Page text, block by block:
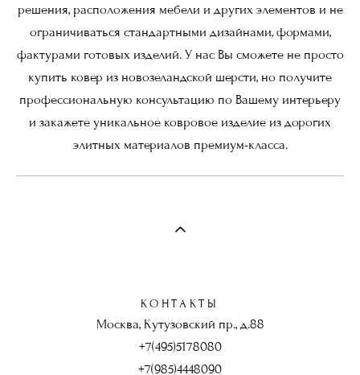
решения, расположения мебели и других элементов и не
ограничиваться стандартными дизайнами, формами,
фактурами готовых изделий. У нас Вы сможете не просто
купить ковер из новозеландской шерсти, но получите
профессиональную консультацию по Вашему интерьеру
и закажете уникальное ковровое изделие из дорогих
элитных материалов премиум-класса.
КОНТАКТЫ
Москва, Кутузовский пр., д.88
+7(495)5178080
+7(985)4448090